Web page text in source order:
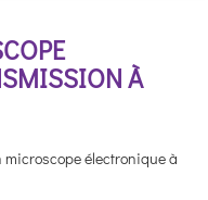
À
électronique à